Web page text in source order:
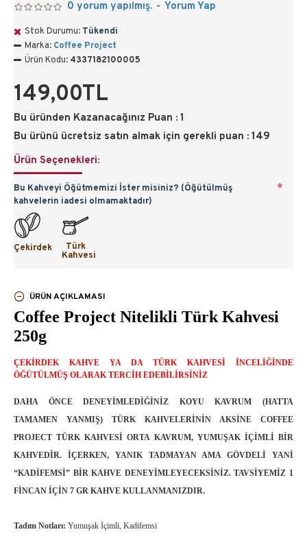
0 yorum yapılmış. - Yorum Yap
149,00TL
Bu üründen Kazanacağınız Puan : 1
Bu ürünü ücretsiz satın almak için gerekli puan : 149
Stok Durumu: Tükendi
Marka: Coffee Project
Ürün Kodu: 4337182100005
Ürün Seçenekleri:
Bu Kahveyi Öğütmemizi İster misiniz? (Öğütülmüş
kahvelerin iadesi olmamaktadır)
Çekirdek
Türk
Kahvesi
ÜRÜN AÇIKLAMASI
Coffee Project Nitelikli Türk Kahvesi
250g
ÇEKİRDEK KAHVE YA DA TÜRK KAHVESİ İNCELİĞİNDE
ÖĞÜTÜLMÜŞ OLARAK TERCİH EDEBİLİRSİNİZ
DAHA ÖNCE DENEYIMLEDIĞINIZ KOYU KAVRUM (HATTA
TAMAMEN YANMIŞ) TÜRK KAHVELERININ AKSINE COFFEE
PROJECT TÜRK KAHVESI ORTA KAVRUM, YUMUŞAK IÇIMLI BIR
KAHVEDIR. İÇERKEN, YANIK TADMAYAN AMA GÖVDELI YANI
“KADIFEMSI” BIR KAHVE DENEYIMLEYECEKSINIZ. TAVSIYEMIZ 1
FINCAN IÇIN 7 GR KAHVE KULLANMANIZDIR.
Tadım Notları: Yumuşak İçimli, Kadifemsi